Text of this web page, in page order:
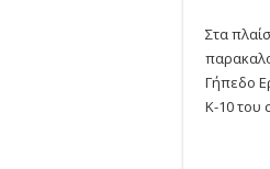
Στα
Γήπεδο
Κ-10 του